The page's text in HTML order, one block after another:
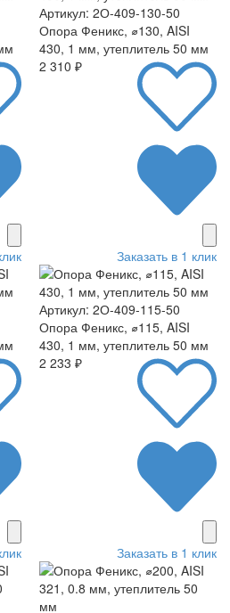
Артикул: 2О-409-130-50
Опора Феникс, ⌀130, AISI
430, 1 мм, утеплитель 50 мм
2 310 ₽
Заказать в 1 клик
Артикул: 2О-409-115-50
Опора Феникс, ⌀115, AISI
430, 1 мм, утеплитель 50 мм
2 233 ₽
Заказать в 1 клик